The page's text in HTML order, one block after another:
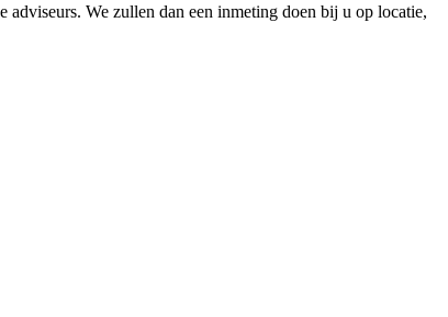
adviseurs. We zullen dan een inmeting doen bij u op locatie,